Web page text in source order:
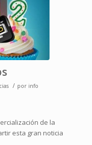
/ por info
de la
esta gran noticia